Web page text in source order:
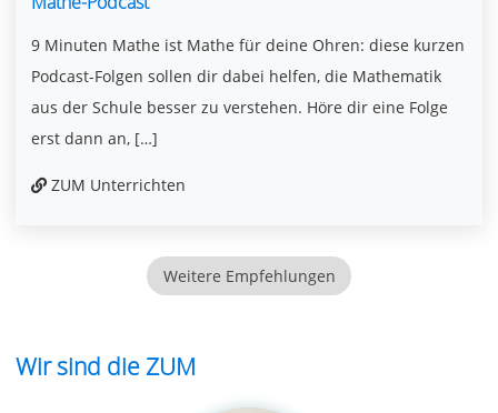
9 Minuten Mathe ist Mathe für deine Ohren: diese kurzen
Podcast-Folgen sollen dir dabei helfen, die Mathematik
aus der Schule besser zu verstehen. Höre dir eine Folge
erst dann an, […]
ZUM Unterrichten
Weitere Empfehlungen
Wir sind die ZUM